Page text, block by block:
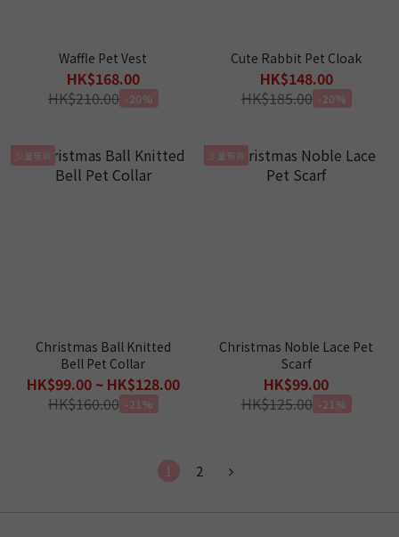
Waffle Pet Vest
HK$168.00
HK$210.00 -20%
Cute Rabbit Pet Cloak
HK$148.00
HK$185.00 -20%
少量現貨
Christmas Ball Knitted
Bell Pet Collar
HK$99.00 ~ HK$128.00
HK$160.00 -21%
少量現貨
Christmas Noble Lace Pet
Scarf
HK$99.00
HK$125.00 -21%
1 2